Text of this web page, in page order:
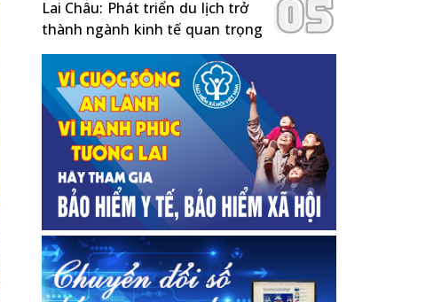
Lai Châu: Phát triển du lịch trở
thành ngành kinh tế quan trọng